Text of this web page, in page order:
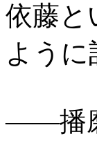
依藤と
ように
――播